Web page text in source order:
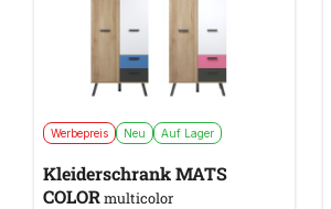
Werbepreis Neu Auf Lager
Kleiderschrank MATS
COLORmulticolor